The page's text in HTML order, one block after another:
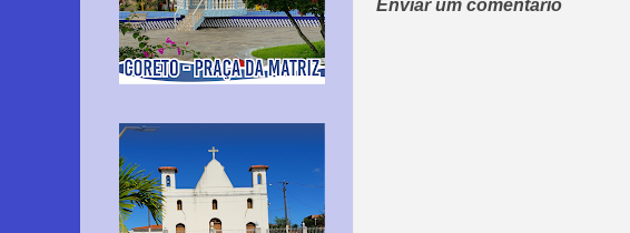
Enviar um comentário